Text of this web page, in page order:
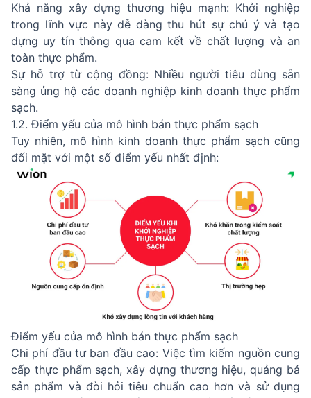
Khả năng xây dựng thương hiệu mạnh: Khởi nghiệp
trong lĩnh vực này dễ dàng thu hút sự chú ý và tạo
dựng uy tín thông qua cam kết về chất lượng và an
toàn thực phẩm.
Sự hỗ trợ từ cộng đồng: Nhiều người tiêu dùng sẵn
sàng ủng hộ các doanh nghiệp kinh doanh thực phẩm
sạch.
1.2. Điểm yếu của mô hình bán thực phẩm sạch
Tuy nhiên, mô hình kinh doanh thực phẩm sạch cũng
đối mặt với một số điểm yếu nhất định:
Điểm yếu của mô hình bán thực phẩm sạch
Chi phí đầu tư ban đầu cao: Việc tìm kiếm nguồn cung
cấp thực phẩm sạch, xây dựng thương hiệu, quảng bá
sản phẩm và đòi hỏi tiêu chuẩn cao hơn và sử dụng